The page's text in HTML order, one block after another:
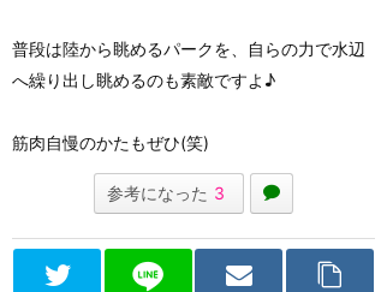
普段は陸から眺めるパークを、自らの力で水辺
へ繰り出し眺めるのも素敵ですよ♪
筋肉自慢のかたもぜひ(笑)
参考になった 3